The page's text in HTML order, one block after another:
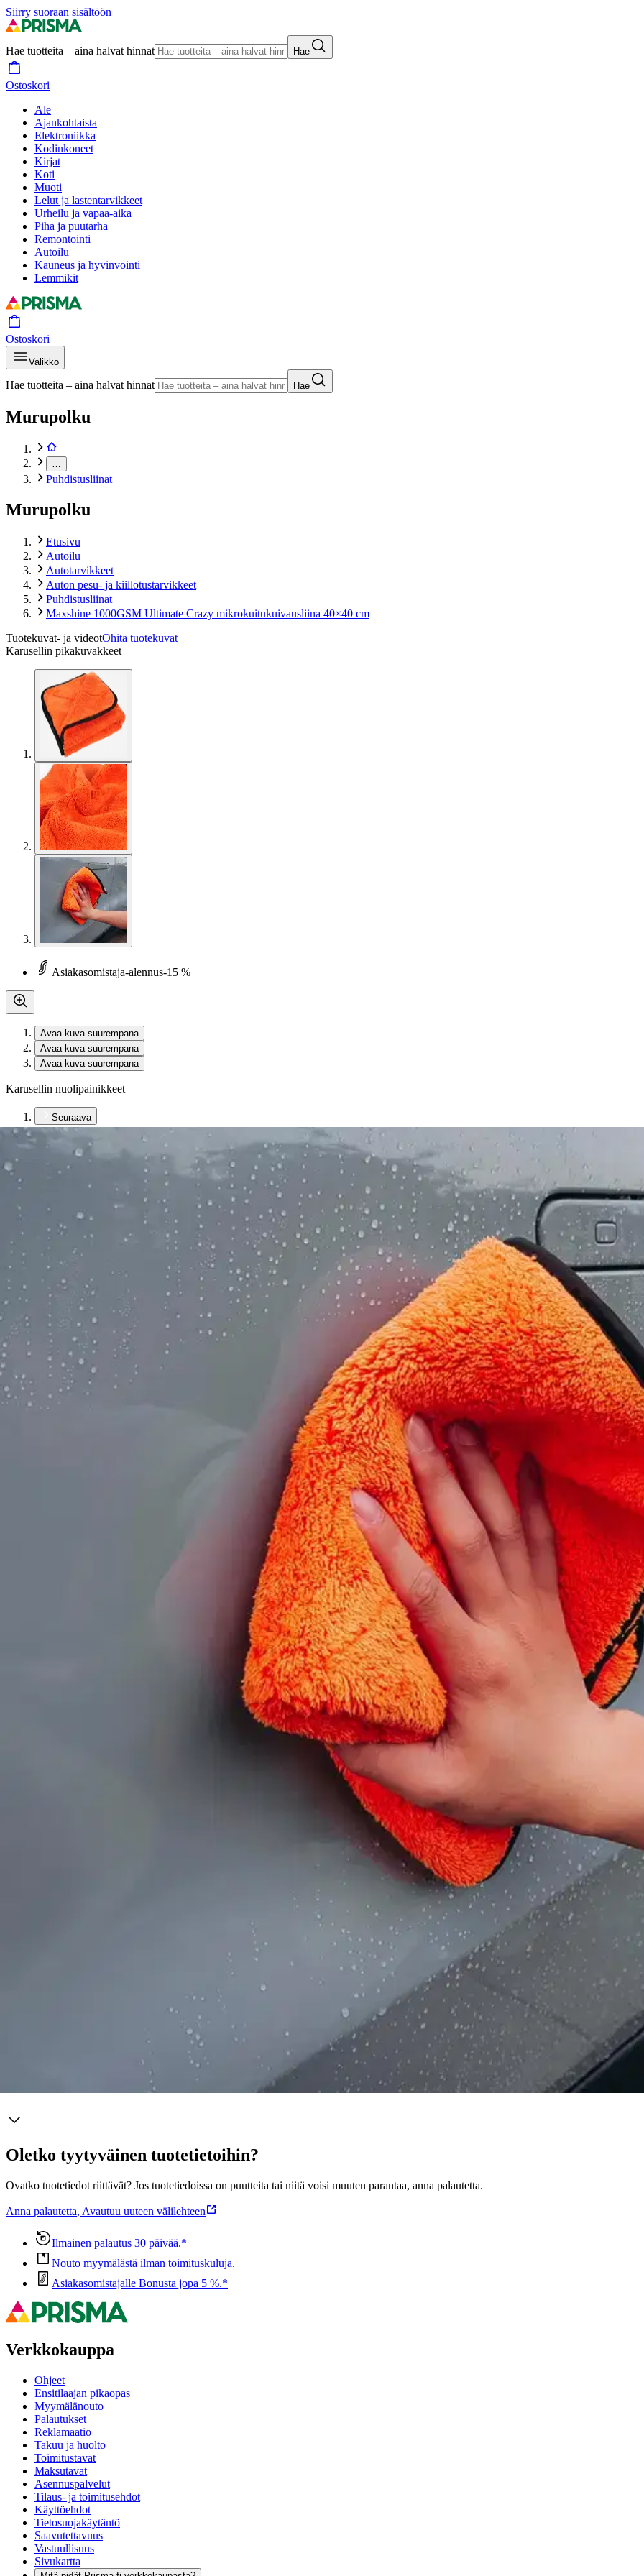
Siirry suoraan sisältöön
Hae tuotteita – aina halvat hinnat Hae
Ostoskori
Ale
Ajankohtaista
Elektroniikka
Kodinkoneet
Kirjat
Koti
Muoti
Lelut ja lastentarvikkeet
Urheilu ja vapaa-aika
Piha ja puutarha
Remontointi
Autoilu
Kauneus ja hyvinvointi
Lemmikit
Ostoskori
Valikko
Hae tuotteita – aina halvat hinnat Hae
Murupolku
Puhdistusliinat
Murupolku
Etusivu
Autoilu
Autotarvikkeet
Auton pesu- ja kiillotustarvikkeet
Puhdistusliinat
Maxshine 1000GSM Ultimate Crazy mikrokuitukuivausliina 40×40 cm
Tuotekuvat- ja videotOhita tuotekuvat
Karusellin pikakuvakkeet
Asiakasomistaja-alennus-15 %
Avaa kuva suurempana
Avaa kuva suurempana
Avaa kuva suurempana
Karusellin nuolipainikkeet
Seuraava
Karusellin pikakuvakkeet
Maxshine 1000GSM Ultimate Crazy mikrokuitukuivausliina
Alk. 0 €
Ilmainen toimitus yli 100 €:n tilauksille Postin pakettiautomaattiin tai
Maxshine 1064040O on erittäin paksu ja pehmeä mikrokuitupyyhe, jonka tiheys on 1000 g/m². Sen molemminpuolinen pitkä nukka vetää
syntymisen. Pyyhkeen koko on 40 × 40 cm, ja se on reunustettu mustalla silkkireunuksella. Tämä pyyhe on erityisen tehokas veden
Oletko tyytyväinen tuotetietoihin?
Ovatko tuotetiedot riittävät? Jos tuotetiedoissa on puutteita tai niitä voisi muuten parantaa, anna palautetta.
Anna palautetta, Avautuu uuteen välilehteen
Ilmainen palautus 30 päivää.*
Nouto myymälästä ilman toimituskuluja.
Asiakasomistajalle Bonusta jopa 5 %.*
Verkkokauppa
Ohjeet
Ensitilaajan pikaopas
Myymälänouto
Palautukset
Reklamaatio
Takuu ja huolto
Toimitustavat
Maksutavat
Asennuspalvelut
Tilaus- ja toimitusehdot
Käyttöehdot
Tietosuojakäytäntö
Saavutettavuus
Vastuullisuus
Sivukartta